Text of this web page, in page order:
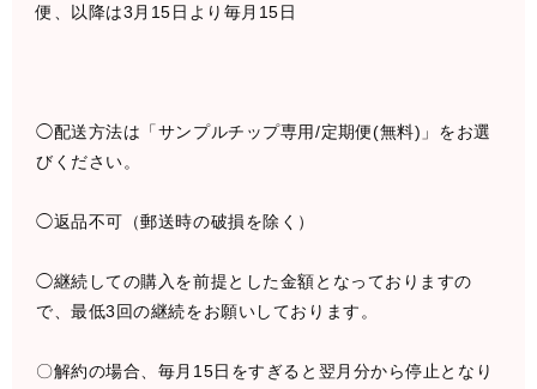
便、以降は3月15日より毎月15日
◯配送方法は「サンプルチップ専用/定期便(無料)」をお選
びください。
◯返品不可（郵送時の破損を除く）
◯継続しての購入を前提とした金額となっておりますの
で、最低3回の継続をお願いしております。
〇解約の場合、毎月15日をすぎると翌月分から停止となり